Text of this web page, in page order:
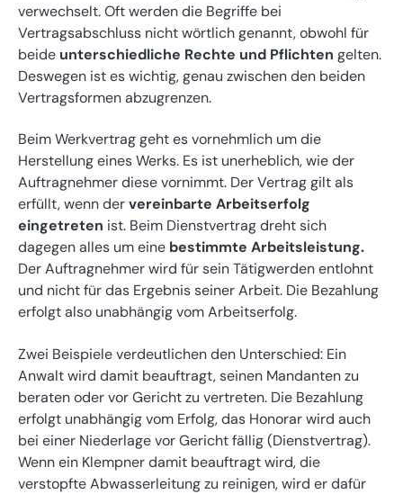
verwechselt. Oft werden die Begriffe bei
Vertragsabschluss nicht wörtlich genannt, obwohl für
beide unterschiedliche Rechte und Pflichten gelten.
Deswegen ist es wichtig, genau zwischen den beiden
Vertragsformen abzugrenzen.
Beim Werkvertrag geht es vornehmlich um die
Herstellung eines Werks. Es ist unerheblich, wie der
Auftragnehmer diese vornimmt. Der Vertrag gilt als
erfüllt, wenn dervereinbarte Arbeitserfolg
eingetreten ist. Beim Dienstvertrag dreht sich
dagegen alles um eine bestimmte Arbeitsleistung.
Der Auftragnehmer wird für sein Tätigwerden entlohnt
und nicht für das Ergebnis seiner Arbeit. Die Bezahlung
erfolgt also unabhängig vom Arbeitserfolg.
Zwei Beispiele verdeutlichen den Unterschied: Ein
Anwalt wird damit beauftragt, seinen Mandanten zu
beraten oder vor Gericht zu vertreten. Die Bezahlung
erfolgt unabhängig vom Erfolg, das Honorar wird auch
bei einer Niederlage vor Gericht fällig (Dienstvertrag).
Wenn ein Klempner damit beauftragt wird, die
verstopfte Abwasserleitung zu reinigen, wird er dafür